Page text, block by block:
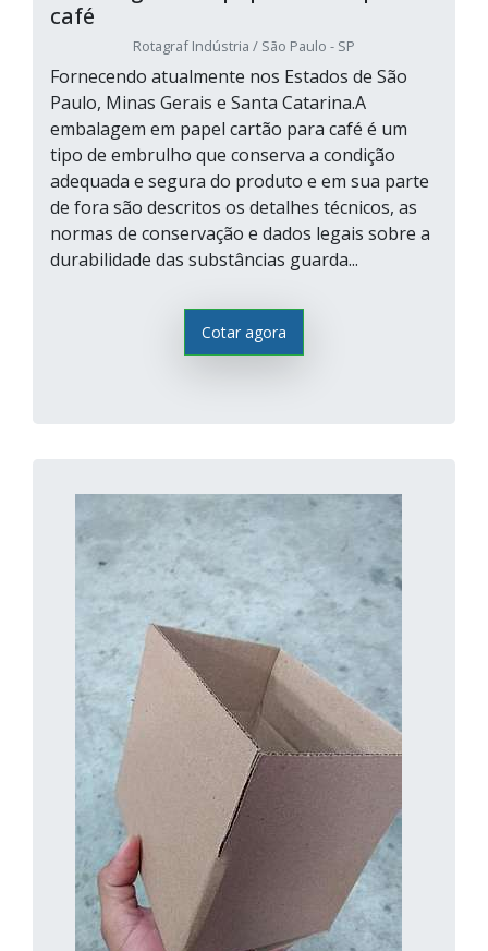
café
Rotagraf Indústria / São Paulo - SP
Fornecendo atualmente nos Estados de São
Paulo, Minas Gerais e Santa Catarina.A
embalagem em papel cartão para café é um
tipo de embrulho que conserva a condição
adequada e segura do produto e em sua parte
de fora são descritos os detalhes técnicos, as
normas de conservação e dados legais sobre a
durabilidade das substâncias guarda...
Cotar agora